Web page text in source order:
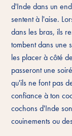
d'Inde dans un
sentent à l'aise.
dans les bras, ils
tombent dans une
les placer à côté
passeront une
qu'ils ne font pas
confiance à ton
cochons d'Inde
couinements ou